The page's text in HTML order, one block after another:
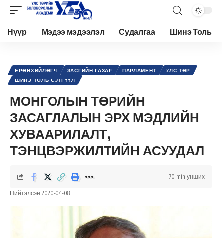
Нүүр Мэдээ мэдээлэл Судалгаа Шинэ Толь
ЕРӨНХИЙЛӨГЧ ЗАСГИЙН ГАЗАР ПАРЛАМЕНТ
УЛС ТӨР
ШИНЭ ТОЛЬ СЭТГҮҮЛ
МОНГОЛЫН ТӨРИЙН
ЗАСАГЛАЛЫН ЭРХ МЭДЛИЙН
ХУВААРИЛАЛТ,
ТЭНЦВЭРЖИЛТИЙН АСУУДАЛ
Нийтэлсэн 2020-04-08
70 min унших